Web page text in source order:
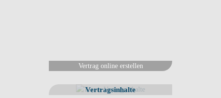
Vertrag online erstellen
Vertragsinhalte